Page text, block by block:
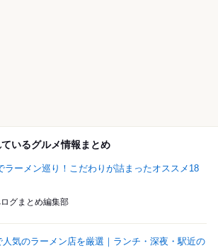
いるグルメ情報まとめ
ラーメン巡り！こだわりが詰まったオススメ18
グまとめ編集部
人気のラーメン店を厳選｜ランチ・深夜・駅近の